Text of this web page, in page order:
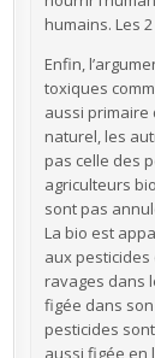
humains. Les
Enfin,
toxiques
aussi primaire
naturel, les
pas celle des
agriculteurs
sont pas
La bio est
aux pesticides
ravages dans
figée dans
pesticides